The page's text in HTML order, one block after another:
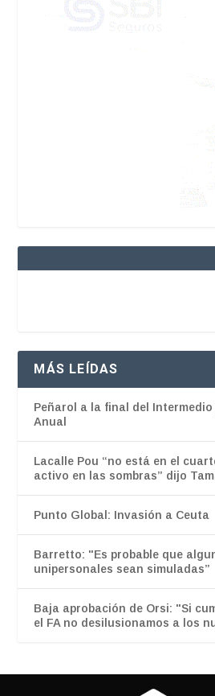
MÁS LEÍDAS
Peñarol a la final del
Anual
Lacalle Pou “no está en el
activo en las sombras” dijo
Punto Global: Invasión a Ceuta
Barretto: "Es probable que
unipersonales sean simuladas”
Baja aprobación de Orsi: "Si
el FA no desilusionamos a los